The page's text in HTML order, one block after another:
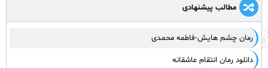
مطالب پیشنهادی
رمان چشم هایش-فاطمه محمدی
دانلود رمان انتقام عاشقانه